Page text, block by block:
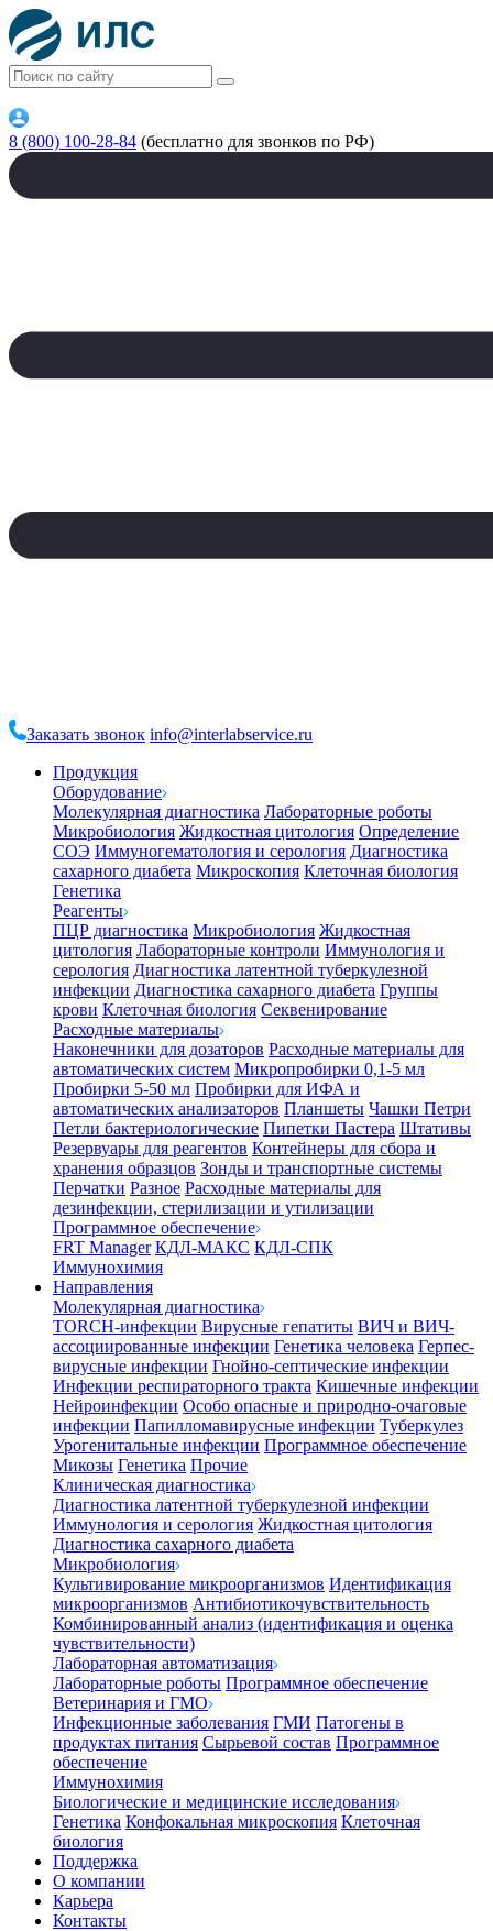
8 (800) 100-28-84 (бесплатно для звонков по РФ)
Заказать звонок info@interlabservice.ru
Продукция
Оборудование
Молекулярная диагностика Лабораторные роботы
Микробиология Жидкостная цитология Определение
СОЭ Иммуногематология и серология Диагностика
сахарного диабета Микроскопия Клеточная биология
Генетика
Реагенты
ПЦР диагностика Микробиология Жидкостная
цитология Лабораторные контроли Иммунология и
серология Диагностика латентной туберкулезной
инфекции Диагностика сахарного диабета Группы
крови Клеточная биология Секвенирование
Расходные материалы
Наконечники для дозаторов Расходные материалы для
автоматических систем Микропробирки 0,1-5 мл
Пробирки 5-50 мл Пробирки для ИФА и
автоматических анализаторов Планшеты Чашки Петри
Петли бактериологические Пипетки Пастера Штативы
Резервуары для реагентов Контейнеры для сбора и
хранения образцов Зонды и транспортные системы
Перчатки Разное Расходные материалы для
дезинфекции, стерилизации и утилизации
Программное обеспечение
FRT Manager КДЛ-МАКС КДЛ-СПК
Иммунохимия
Направления
Молекулярная диагностика
TORCH-инфекции Вирусные гепатиты ВИЧ и ВИЧ-
ассоциированные инфекции Генетика человека Герпес-
вирусные инфекции Гнойно-септические инфекции
Инфекции респираторного тракта Кишечные инфекции
Нейроинфекции Особо опасные и природно-очаговые
инфекции Папилломавирусные инфекции Туберкулез
Урогенитальные инфекции Программное обеспечение
Микозы Генетика Прочие
Клиническая диагностика
Диагностика латентной туберкулезной инфекции
Иммунология и серология Жидкостная цитология
Диагностика сахарного диабета
Микробиология
Культивирование микроорганизмов Идентификация
микроорганизмов Антибиотикочувствительность
Комбинированный анализ (идентификация и оценка
чувствительности)
Лабораторная автоматизация
Лабораторные роботы Программное обеспечение
Ветеринария и ГМО
Инфекционные заболевания ГМИ Патогены в
продуктах питания Сырьевой состав Программное
обеспечение
Иммунохимия
Биологические и медицинские исследования
Генетика Конфокальная микроскопия Клеточная
биология
Поддержка
О компании
Карьера
Контакты